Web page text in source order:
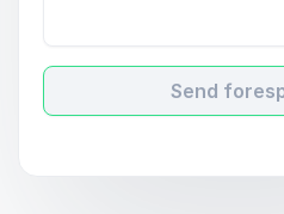
Send